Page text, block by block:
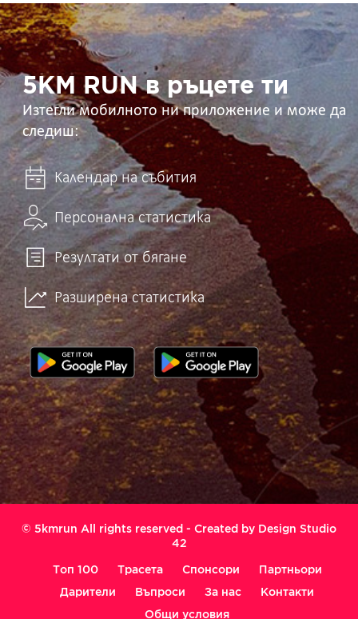
5KM
RUN
в
ръцете
ти 5KM RUN в ръцете ти
Изтегли мобилното ни приложение и може да
следиш:
Календар на събития
Персонална статистика
Резултати от бягане
Разширена статистика
© 5kmrun All rights reserved - Created by Design Studio
42
Топ 100 Трасета Спонсори
Партньори
Дарители
Въпроси За нас
Контакти
Общи условия